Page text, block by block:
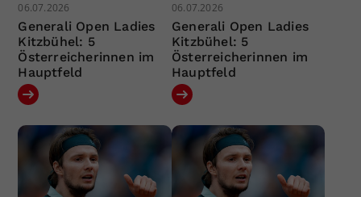
06.07.2026
Generali Open Ladies
Kitzbühel: 5
Österreicherinnen im
Hauptfeld
06.07.2026
Generali Open Ladies
Kitzbühel: 5
Österreicherinnen im
Hauptfeld